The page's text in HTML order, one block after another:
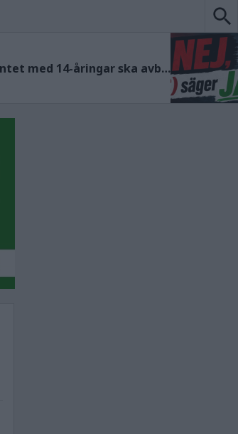
Socialdemokraterna måste ange när experimentet med 14-åringar ska avbrytas